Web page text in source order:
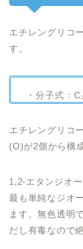
エチレングリコ
す。
・分子式：
エチレングリコ
(O)が2個から構
1,2-エタンジオ
最も単純なジオ
ます。無色透明
だし有毒なので